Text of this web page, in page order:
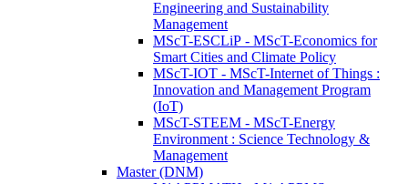
Engineering and Sustainability
Management
MScT-ESCLiP - MScT-Economics for
Smart Cities and Climate Policy
MScT-IOT - MScT-Internet of Things :
Innovation and Management Program
(IoT)
MScT-STEEM - MScT-Energy
Environment : Science Technology &
Management
Master (DNM)